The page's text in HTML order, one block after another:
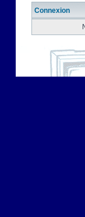
Connexion